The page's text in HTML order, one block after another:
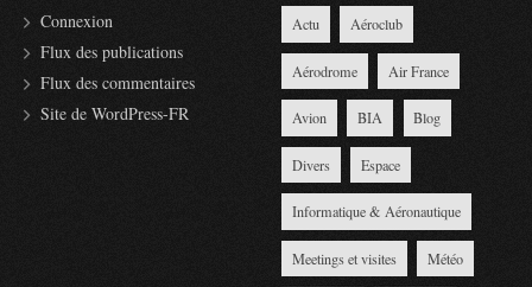
Connexion
Flux des publications
Flux des commentaires
Site de WordPress-FR
Actu Aéroclub
Aérodrome Air France
Avion BIA Blog
Divers Espace
Informatique & Aéronautique
Meetings et visites Météo